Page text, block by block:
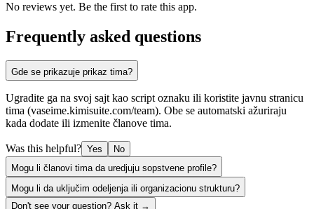
No reviews yet. Be the first to rate this app.
Frequently asked questions
Gde se prikazuje prikaz tima?
Ugradite ga na svoj sajt kao script oznaku ili koristite javnu stranicu
tima (vaseime.kimisuite.com/team). Obe se automatski ažuriraju
kada dodate ili izmenite članove tima.
Was this helpful? Yes
No
Mogu li članovi tima da uredjuju sopstvene profile?
Mogu li da uključim odeljenja ili organizacionu strukturu?
Don't see your question? Ask it →